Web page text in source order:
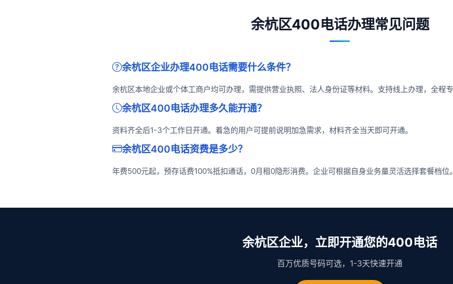
余杭区400电话办理常见问题
余杭区企业办理400电话需要什么条件？
余杭区本地企业或个体工商户均可办理，需提供营业执照、法人身份证等材料。支持线上办理，全程
余杭区400电话办理多久能开通？
资料齐全后1-3个工作日开通。着急的用户可提前说明加急需求，材料齐全当天即可开通。
余杭区400电话资费是多少？
年费500元起，预存话费100%抵扣通话，0月租0隐形消费。企业可根据自身业务量灵活选择套餐档位。
余杭区企业，立即开通您的400电话
百万优质号码可选，1-3天快速开通